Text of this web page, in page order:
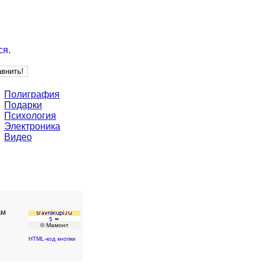
.
Полиграфия
Подарки
Психология
Электроника
Видео
© Мамонт
HTML-код кнопки